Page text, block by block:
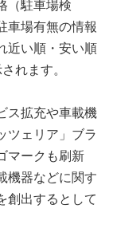
（駐車場検
車場有無の情報
近い順・安い順
れます。
ス拡充や車載機
ツェリア」ブラ
マークも刷新
機器などに関す
創出するとして